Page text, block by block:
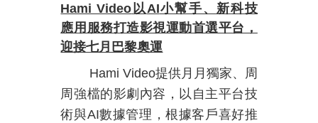
Hami Video 以 AI小幫手、新科技
應用服務打造影視運動首選平台，
迎接七月巴黎奧運
Hami Video提供月月獨家、周
周強檔的影劇內容，以自主平台技
術與AI數據管理，根據客戶喜好推